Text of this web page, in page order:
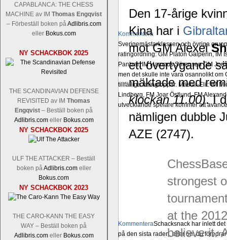
CAPABLANCA: THE CHESS
MACHINE av IM Thomas Engqvist
– Förbeställ boken påAdlibris.com
eller Bokus.com
NY SCHACKBOK 2025
THE SCANDINAVIAN DEFENSE
REVISITED av IM Thomas
Engqvist – Beställ boken på
Adlibris.comeller Bokus.com
NY SCHACKBOK 2025
ULF THE ATTACKER – Beställ
boken påAdlibris.comeller
Bokus.com
NY SCHACKBOK 2023
THE CARO-KANN THE EASY
WAY – Beställ boken på
Adlibris.comeller Bokus.com
Kommentera
Sverigemästarklassen och övriga
ratingordning: GM Platon Galperin, IM
Pantzar, IM Hampus Sörensen GM
men det skulle inte vara osannolikt om
tillfälliga ratingtoppar. Mästar-Elit: IM
Lindberg, FM Joar Östlund, FM
utvecklande spelare kommer att
KommenteraSchacksnack har inlett
på den sista raden, eller om du
Den 17-årige
Kina har i
mot GM Alexei
ett övertygande
mäktade med
klockan 11.00). I
nämligen dubble
AZE (2747).
strongest
at the
believe it.